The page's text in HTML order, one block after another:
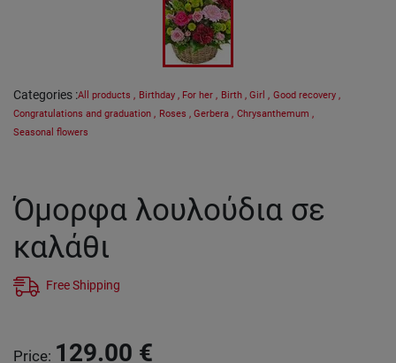
Categories :All products , Birthday , For her , Birth , Girl , Good recovery ,
Congratulations and graduation , Roses , Gerbera , Chrysanthemum ,
Seasonal flowers
Όμορφα λουλούδια σε
καλάθι
Free Shipping
Price: 129.00 €